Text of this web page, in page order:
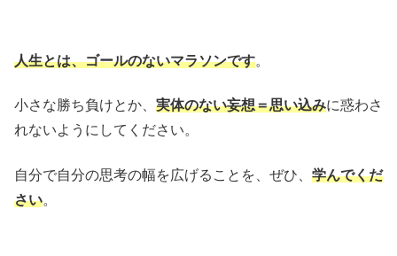
人生とは、ゴールのないマラソンです。
小さな勝ち負けとか、 実体のない妄想＝思い込みに惑わさ
れないようにしてください。
自分で自分の思考の幅を広げることを、ぜひ、 学んでくだ
さい。